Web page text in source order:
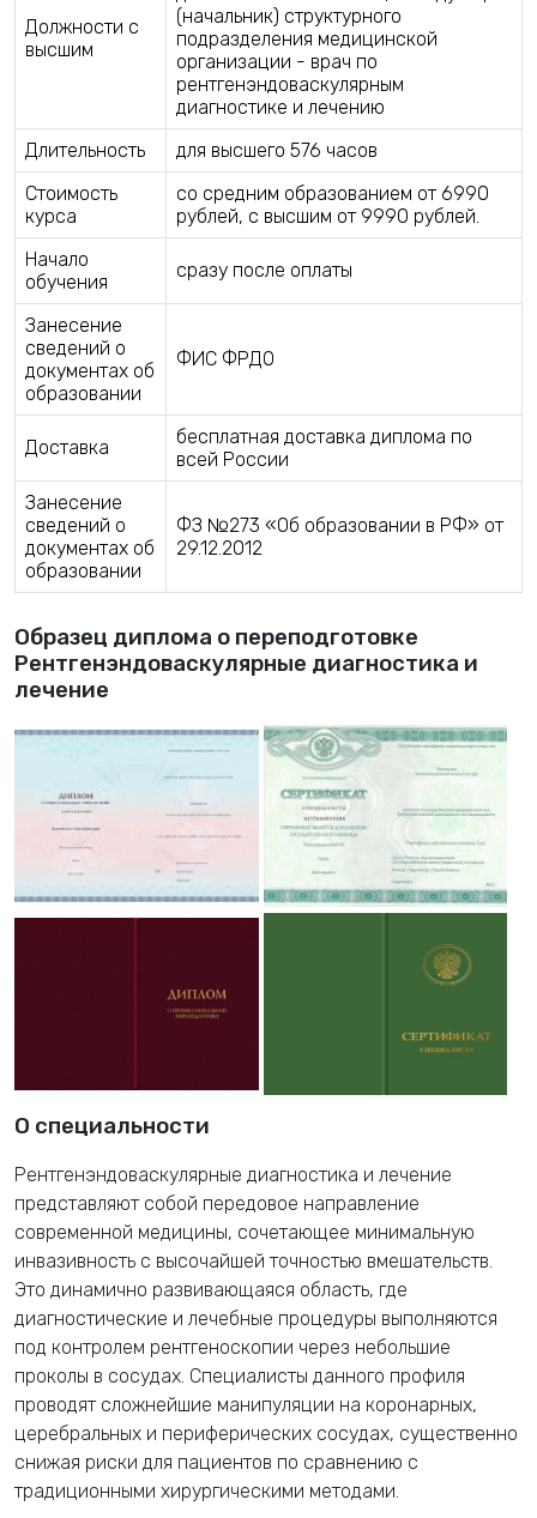
Должности с
высшим
(начальник) структурного
подразделения медицинской
организации - врач по
рентгенэндоваскулярным
диагностике и лечению
Длительность
для высшего 576 часов
Стоимость
курса
со средним образованием от 6990
рублей, с высшим от 9990 рублей.
Начало
обучения
сразу после оплаты
Занесение
сведений о
документах об
образовании
ФИС ФРДО
Доставка
бесплатная доставка диплома по
всей России
Занесение
сведений о
документах об
образовании
ФЗ №273 «Об образовании в РФ» от
29.12.2012
Образец диплома о переподготовке
Рентгенэндоваскулярные диагностика и
лечение
О специальности
Рентгенэндоваскулярные диагностика и лечение
представляют собой передовое направление
современной медицины, сочетающее минимальную
инвазивность с высочайшей точностью вмешательств.
Это динамично развивающаяся область, где
диагностические и лечебные процедуры выполняются
под контролем рентгеноскопии через небольшие
проколы в сосудах. Специалисты данного профиля
проводят сложнейшие манипуляции на коронарных,
церебральных и периферических сосудах, существенно
снижая риски для пациентов по сравнению с
традиционными хирургическими методами.